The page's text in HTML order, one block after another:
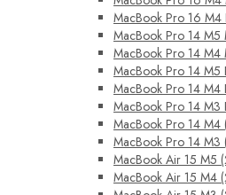
MacBook Pro 16
MacBook Pro 14 M5
MacBook Pro 14 M4
MacBook Pro 14
MacBook Pro 14
MacBook Pro 14
MacBook Pro 14 M4
MacBook Pro 14 M3
MacBook Air 15 M5
MacBook Air 15 M4